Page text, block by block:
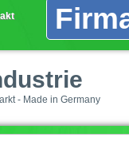
- Made in Germany